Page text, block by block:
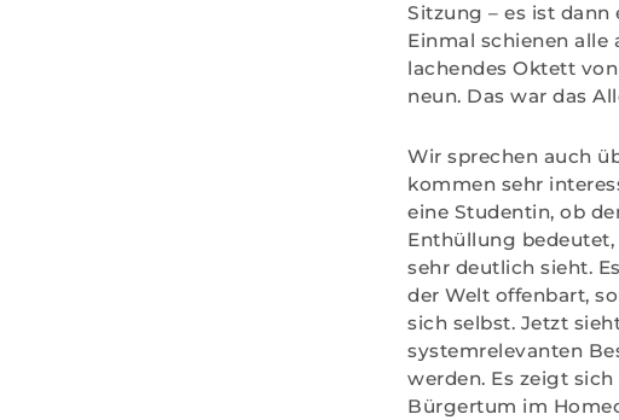
Sitzung – es ist
Einmal schienen alle
lachendes Oktett
neun. Das war das
Wir sprechen auch
kommen sehr
eine Studentin, ob
Enthüllung
sehr deutlich sieht.
der Welt offenbart,
sich selbst. Jetzt
systemrelevanten
werden. Es zeigt
Bürgertum im